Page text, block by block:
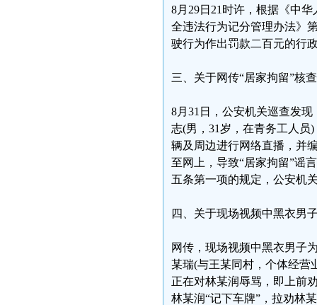
8月29日21时许，根据《中
全违法行为记分管理办法》
驶行为作出罚款二百元的行
三、关于网传“居家拘留”核
8月31日，公安机关巡查发
志(男，31岁，在青务工人员
辆及周边进行网络直播，并
至网上，导致“居家拘留”谣
五条第一项的规定，公安机
四、关于现场视频中黑衣男
网传，现场视频中黑衣男子
某瑞(与王某同村，个体经营
正在对林某润辱骂，即上前
林某润“记下车牌”，拉劝林